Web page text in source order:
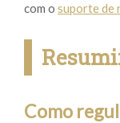
com o suporte de
Como